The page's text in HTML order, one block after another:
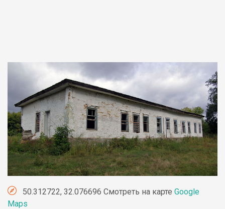
50.312722, 32.076696 Смотреть на карте Google
Maps